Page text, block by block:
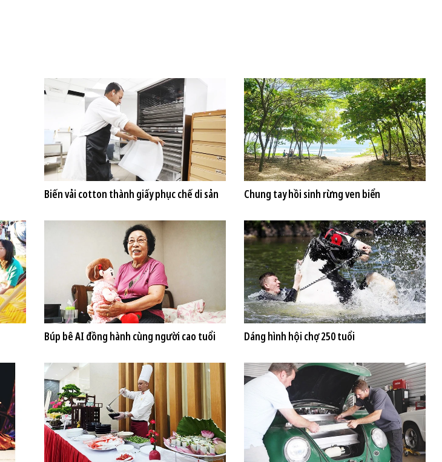
Biến vải cotton thành giấy phục chế di sản Chung tay hồi sinh rừng ven biển
Búp bê AI đồng hành cùng người cao tuổi Dáng hình hội chợ 250 tuổi